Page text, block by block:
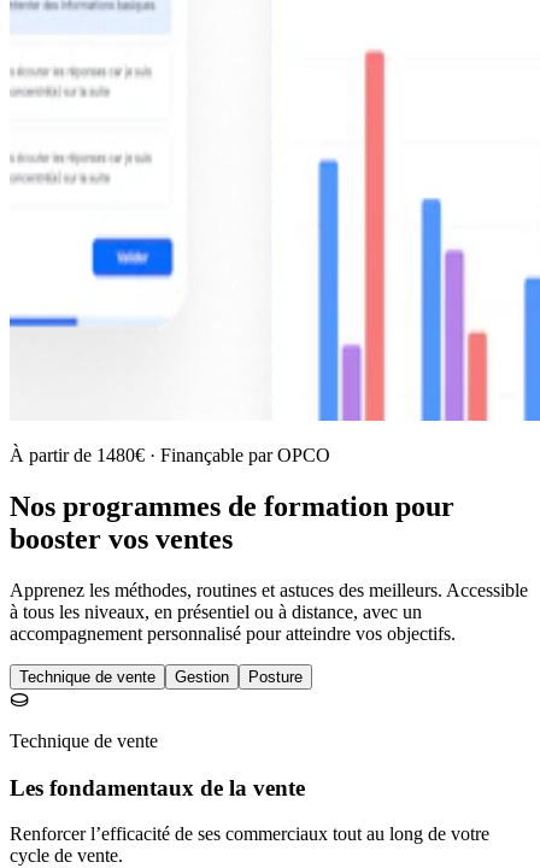
À partir de 1480€ · Finançable par OPCO
Nos programmes de formation pour
booster vos ventes
Apprenez les méthodes, routines et astuces des meilleurs. Accessible
à tous les niveaux, en présentiel ou à distance, avec un
accompagnement personnalisé pour atteindre vos objectifs.
Technique de vente Gestion Posture
Technique de vente
Les fondamentaux de la vente
Renforcer l’efficacité de ses commerciaux tout au long de votre
cycle de vente.